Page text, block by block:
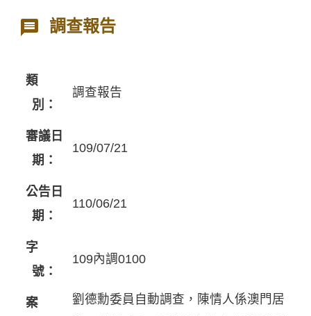
調查報告
類
別：
調查報告
審議日
期：
109/07/21
公告日
期：
110/06/21
字
號：
109內調0100
案
劉德勳委員自動調查，陳情人係澳門居